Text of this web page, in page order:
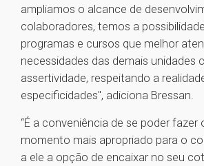
ampliamos o alcance de
colaboradores, temos a
programas e cursos que melhor
necessidades das demais unidades
assertividade, respeitando a
especificidades", adiciona Bressan.
“É a conveniência de se poder fazer
momento mais apropriado para o
a ele a opção de encaixar no seu